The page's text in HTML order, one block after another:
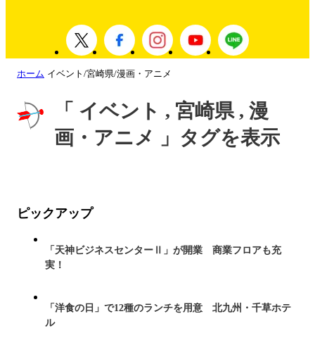
ホーム イベント/宮崎県/漫画・アニメ
「 イベント , 宮崎県 , 漫
画・アニメ 」タグを表示
ピックアップ
「天神ビジネスセンターⅡ」が開業 商業フロアも充
実！
「洋食の日」で12種のランチを用意 北九州・千草ホテ
ル